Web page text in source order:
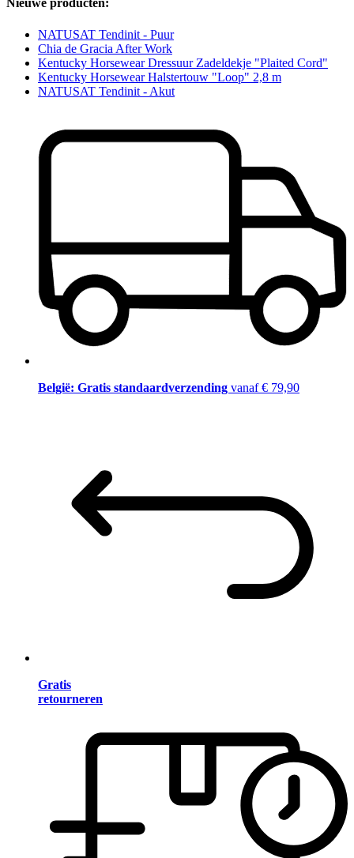
Nieuwe producten:
NATUSAT Tendinit - Puur
Chia de Gracia After Work
Kentucky Horsewear Dressuur Zadeldekje "Plaited Cord"
Kentucky Horsewear Halstertouw "Loop" 2,8 m
NATUSAT Tendinit - Akut
België: Gratis standaardverzending vanaf € 79,90
Gratis
retourneren